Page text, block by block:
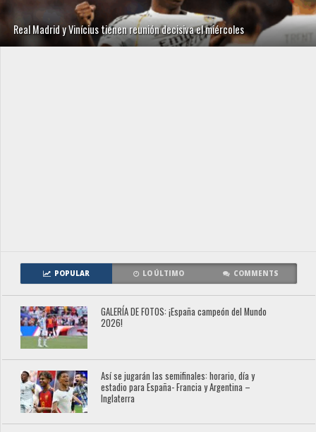
Real Madrid y Vinícius tienen reunión decisiva el miércoles
POPULAR LO ÚLTIMO COMMENTS
GALERÍA DE FOTOS: ¡España campeón del Mundo
2026!
Así se jugarán las semifinales: horario, día y
estadio para España- Francia y Argentina –
Inglaterra